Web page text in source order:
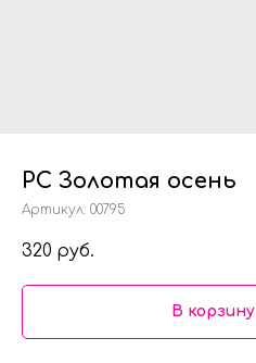
РС Золотая осень
Артикул: 00795
320 руб.
В корзину